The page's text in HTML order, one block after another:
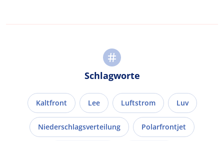
Schlagworte
Kaltfront Lee Luftstrom Luv
Niederschlagsverteilung Polarfrontjet